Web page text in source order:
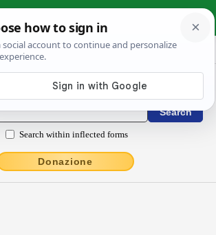
› Stătĭellenses
to English Dictionary
Search within inflected forms
Donazione